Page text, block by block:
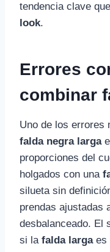
tendencia clave
look.
Errores
combinar
Uno de los errores
falda negra larga
proporciones del
holgados con una
silueta sin
prendas ajustadas
desbalanceado. El
si la falda largaes